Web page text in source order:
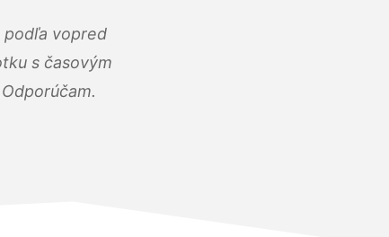
podľa vopred
s časovým